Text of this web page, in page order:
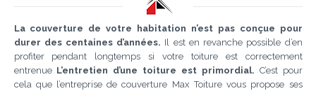
La couverture de votre habitation n’est pas conçue pour
durer des centaines d’années. Il est en revanche possible d’en
profiter pendant longtemps si votre toiture est correctement
entrenue L’entretien d’une toiture est primordial. C’est pour
cela que l’entreprise de couverture Max Toiture vous propose ses